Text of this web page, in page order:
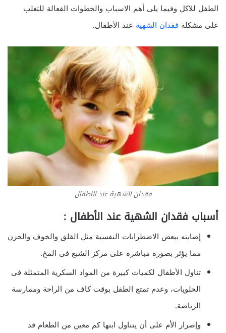
الطفل للاكل وفيما يلى أهم الاسباب والخطوات الفعالة للتغلب
على مشكلة فقدان الشهية عند الأطفال.
فقدان الشهية عند الاطفال
أسباب فقدان الشهية عند الأطفال :
إصابته ببعض الاضطرابات النفسية مثل القلق والخوف والحزن
مما يؤثر بصورة مباشرة على مركز الشبع فى المخ.
تناول الأطفال لكميات كبيرة من المواد السكرية المتمثلة فى
الحلويات، وعدم تمتع الطفل بوقت كاف من الراحة وممارسة
الرياضة.
وإصرار الأم على أن يتناول ابنها كم معين من الطعام قد